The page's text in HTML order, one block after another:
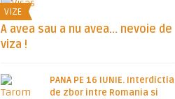
VIZE
A avea sau a nu avea… nevoie de
viza !
PANA PE 16 IUNIE. Interdictia
de zbor intre Romania si